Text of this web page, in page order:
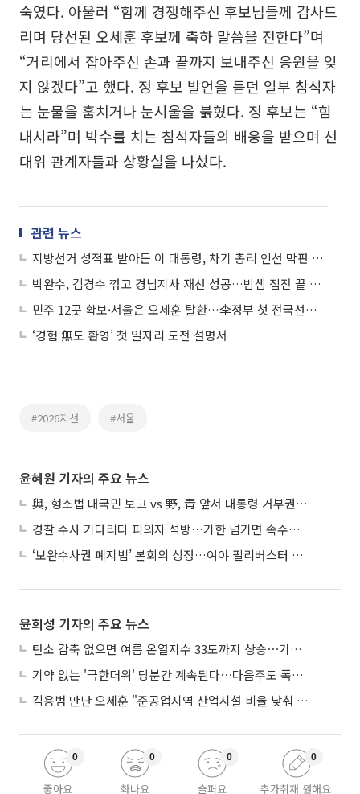
숙였다. 아울러 “함께 경쟁해주신 후보님들께 감사드
리며 당선된 오세훈 후보께 축하 말씀을 전한다”며
“거리에서 잡아주신 손과 끝까지 보내주신 응원을 잊
지 않겠다”고 했다. 정 후보 발언을 듣던 일부 참석자
는 눈물을 훔치거나 눈시울을 붉혔다. 정 후보는 “힘
내시라”며 박수를 치는 참석자들의 배웅을 받으며 선
대위 관계자들과 상황실을 나섰다.
관련 뉴스
지방선거 성적표 받아든 이 대통령, 차기 총리 인선 막판 고심
박완수, 김경수 꺾고 경남지사 재선 성공…밤샘 접전 끝 승리
민주 12곳 확보·서울은 오세훈 탈환…李정부 첫 전국선거, 지방권력 재편
‘경험 無도 환영’ 첫 일자리 도전 설명서
#2026지선 #서울
윤혜원 기자의 주요 뉴스
與, 형소법 대국민 보고 vs 野, 靑 앞서 대통령 거부권 촉구
경찰 수사 기다리다 피의자 석방…기한 넘기면 속수무책
‘보완수사권 폐지법’ 본회의 상정…여야 필리버스터 대치
윤희성 기자의 주요 뉴스
탄소 감축 없으면 여름 온열지수 33도까지 상승⋯기상청, 2100년 미래전망
기약 없는 '극한더위' 당분간 계속된다⋯다음주도 폭염·열대야 지속
김용범 만난 오세훈 "준공업지역 산업시설 비율 낮춰 공급 늘려야"
좋아요
0
화나요
0
슬퍼요
0
추가취재 원해요
0